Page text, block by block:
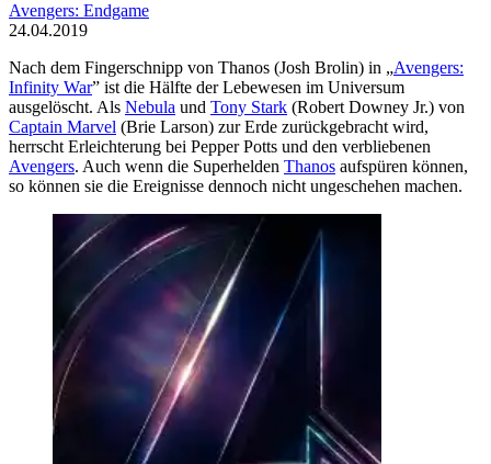
Avengers: Endgame
24.04.2019
Nach dem Fingerschnipp von Thanos (Josh Brolin) in „Avengers:
Infinity War” ist die Hälfte der Lebewesen im Universum
ausgelöscht. Als Nebula und Tony Stark (Robert Downey Jr.) von
Captain Marvel (Brie Larson) zur Erde zurückgebracht wird,
herrscht Erleichterung bei Pepper Potts und den verbliebenen
Avengers. Auch wenn die Superhelden Thanos aufspüren können,
so können sie die Ereignisse dennoch nicht ungeschehen machen.